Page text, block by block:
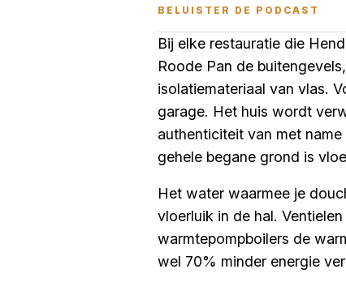
BELUISTER DE PODCAST
Bij elke restauratie die
Roode Pan de
isolatiemateriaal van vlas.
garage. Het huis wordt
authenticiteit van met
gehele begane grond is
Het water waarmee je
vloerluik in de hal.
warmtepompboilers de
wel 70% minder energie